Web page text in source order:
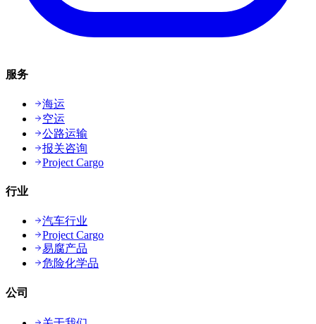
服务
海运
空运
公路运输
报关咨询
Project Cargo
行业
汽车行业
Project Cargo
易腐产品
危险化学品
公司